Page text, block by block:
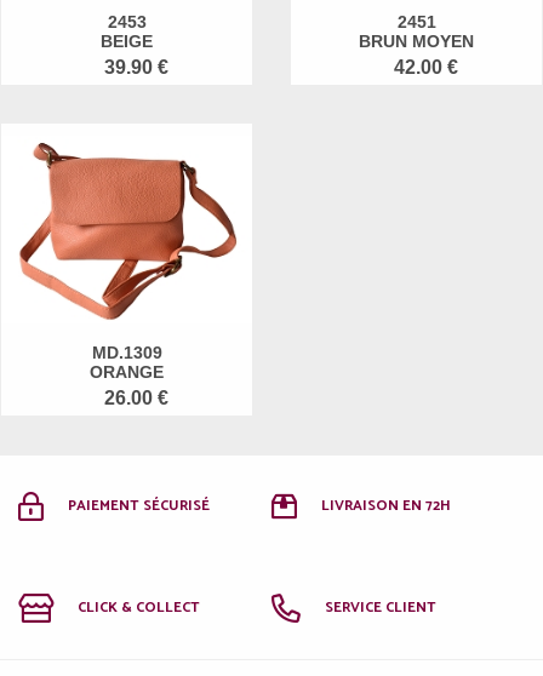
2453
BEIGE
39.90 €
2451
BRUN MOYEN
42.00 €
MD.1309
ORANGE
26.00 €
PAIEMENT SÉCURISÉ LIVRAISON EN 72H
CLICK & COLLECT SERVICE CLIENT